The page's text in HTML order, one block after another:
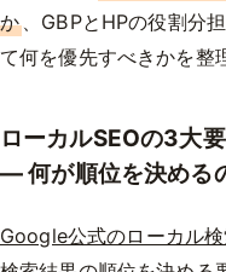
か 、GBPとHPの役割分
て何を優先すべきかを整
ローカルSEOの3大
— 何が順位を決める
Google公式のローカル